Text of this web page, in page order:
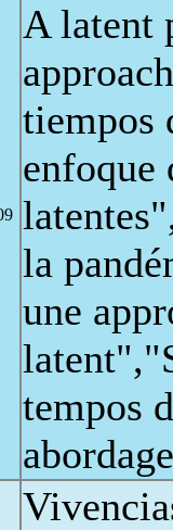
A latent
tiempos
enfoque
la
une
tempos